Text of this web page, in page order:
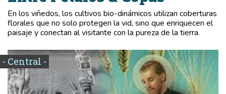
En los viñedos, los cultivos bio-dinámicos utilizan coberturas
florales que no solo protegen la vid, sino que enriquecen el
paisaje y conectan al visitante con la pureza de la tierra.
- Central -